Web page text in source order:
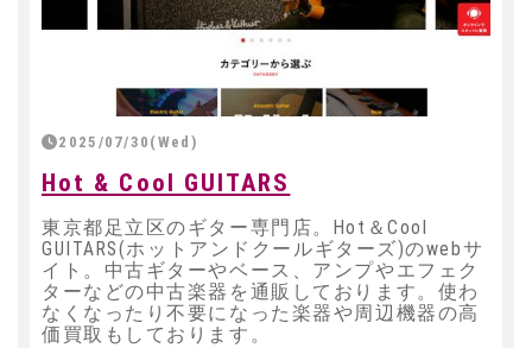
2025/07/30(Wed)
Hot & Cool GUITARS
東京都足立区のギター専門店。Hot＆Cool
GUITARS(ホットアンドクールギターズ)のwebサ
イト。中古ギターやベース、アンプやエフェク
ターなどの中古楽器を通販しております。使わ
なくなったり不要になった楽器や周辺機器の高
価買取もしております。